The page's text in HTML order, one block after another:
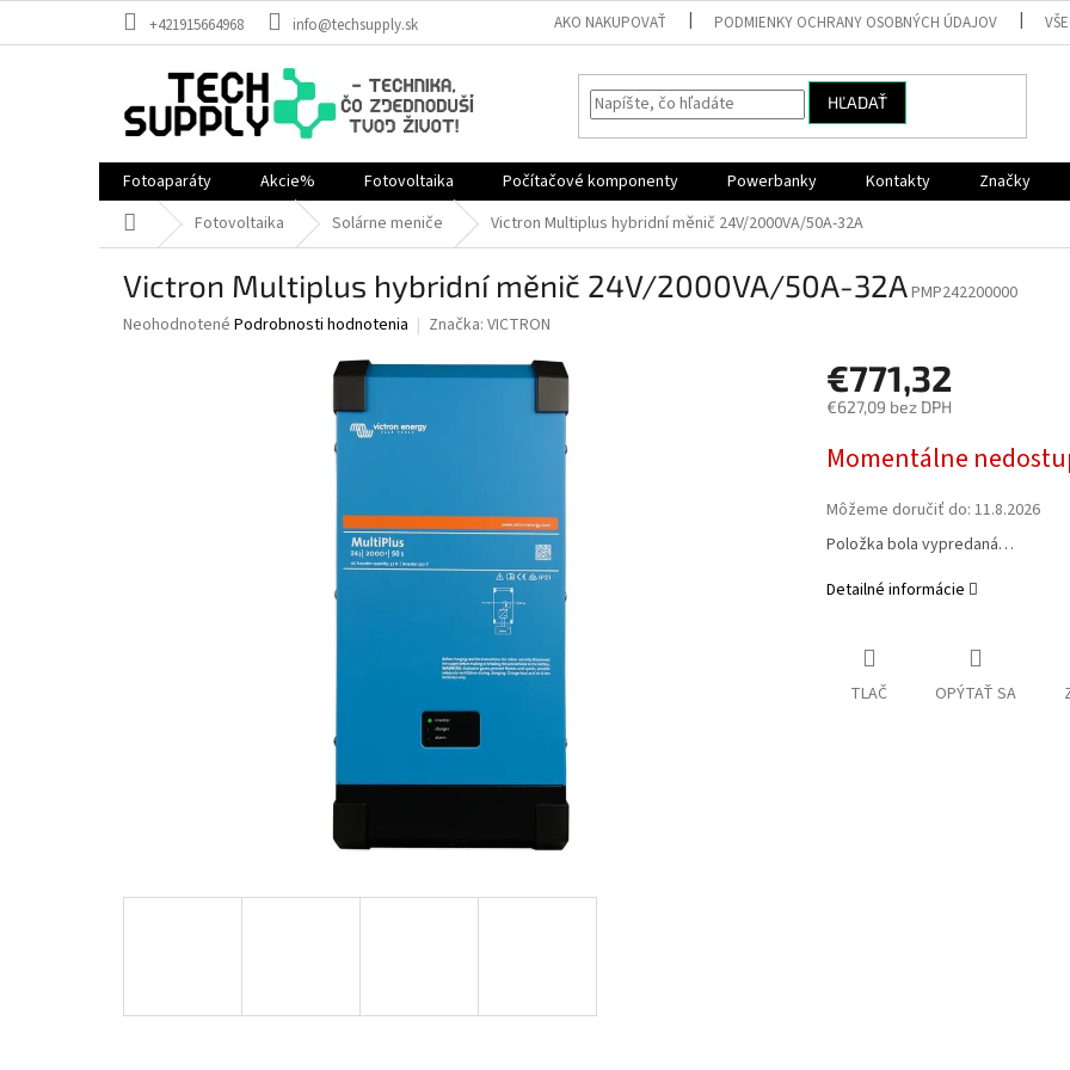
+421915664968 info@techsupply.sk AKO NAKUPOVAŤ PODMIENKY OCHRANY OSOBNÝCH ÚDAJOV
HĽADAŤ
Fotoaparáty Akcie% Fotovoltaika Počítačové komponenty Powerbanky Kontakty
Značky
DomovFotovoltaika Solárne meniče Victron Multiplus hybridní měnič 24V/2000VA/50A-32A
Victron Multiplus hybridní měnič 24V/2000VA/50A-32APMP242200000
Priemerné
Neohodnotené Podrobnosti hodnotenia Značka: VICTRON
€771,32
€627,09 bez DPH
cena:
Momentálne
Môžeme doručiť do: 11.8.2026
Položka bola vypredaná…
Detailné informácie
TLAČ OPÝTAŤ SA